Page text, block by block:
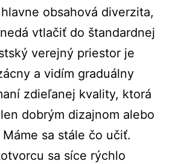
obsahová diverzita,
vtlačiť do štandardnej
verejný priestor je
a vidím graduálny
zdieľanej kvality, ktorá
dobrým dizajnom alebo
sa stále čo učiť.
sa síce rýchlo